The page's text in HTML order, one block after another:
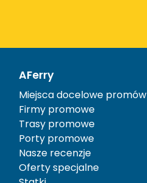
AFerry
Miejsca docelowe promów
Firmy promowe
Trasy promowe
Porty promowe
Nasze recenzje
Oferty specjalne